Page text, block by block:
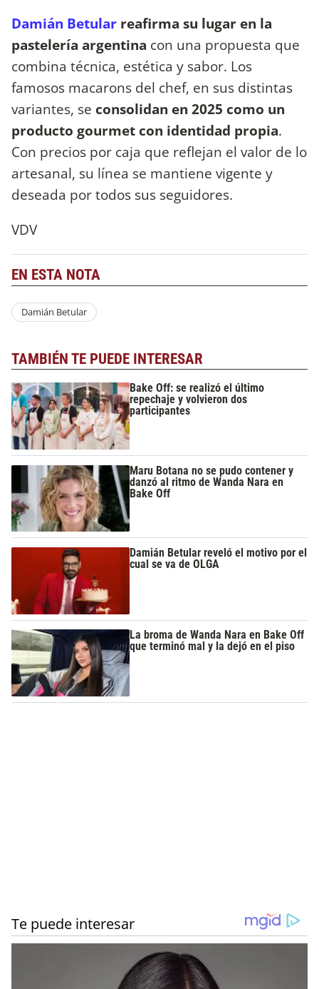
Damián Betular reafirma su lugar en la
pastelería argentina con una propuesta que
combina técnica, estética y sabor. Los
famosos macarons del chef, en sus distintas
variantes, se consolidan en 2025 como un
producto gourmet con identidad propia.
Con precios por caja que reflejan el valor de lo
artesanal, su línea se mantiene vigente y
deseada por todos sus seguidores.
VDV
EN ESTA NOTA
Damián Betular
TAMBIÉN TE PUEDE INTERESAR
Bake Off: se realizó el último
repechaje y volvieron dos
participantes
Maru Botana no se pudo contener y
danzó al ritmo de Wanda Nara en
Bake Off
Damián Betular reveló el motivo por el
cual se va de OLGA
La broma de Wanda Nara en Bake Off
que terminó mal y la dejó en el piso